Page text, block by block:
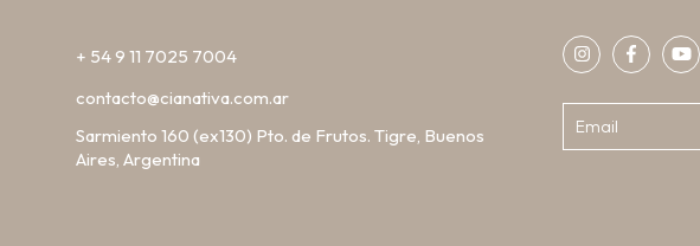
+ 54 9 11 7025 7004
contacto@cianativa.com.ar
Sarmiento 160 (ex130) Pto. de Frutos. Tigre, Buenos
Aires, Argentina